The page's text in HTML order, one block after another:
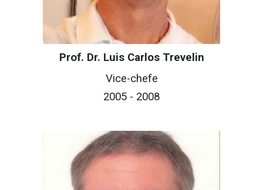
Prof. Dr. Luis Carlos Trevelin
Vice-chefe
2005 - 2008